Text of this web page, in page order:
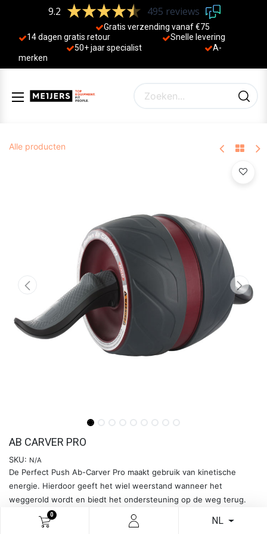
0
NL
9.2 495 reviews
Gratis verzending vanaf €75
14 dagen gratis retour
Sne lle levering
50+ jaar specialist
A-
merken
Alle producten
AB CARVER PRO
SKU: N/A
De Perfect Push Ab-Carver Pro maakt gebruik van kinetische
energie. Hierdoor geeft het wiel weerstand wanneer het
weggerold wordt en biedt het ondersteuning op de weg terug.
√ kinetische energie
√ extra breed wiel